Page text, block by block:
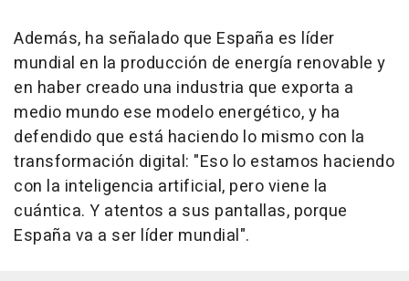
Además, ha señalado que España es líder
mundial en la producción de energía renovable y
en haber creado una industria que exporta a
medio mundo ese modelo energético, y ha
defendido que está haciendo lo mismo con la
transformación digital: "Eso lo estamos haciendo
con la inteligencia artificial, pero viene la
cuántica. Y atentos a sus pantallas, porque
España va a ser líder mundial".